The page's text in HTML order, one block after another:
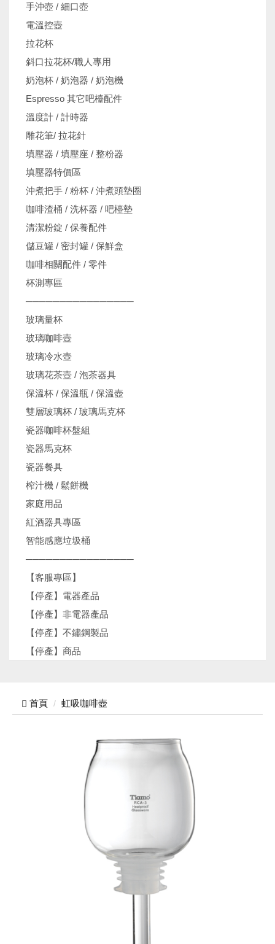
手沖壺 / 細口壺
電溫控壺
拉花杯
斜口拉花杯/職人專用
奶泡杯 / 奶泡器 / 奶泡機
Espresso 其它吧檯配件
溫度計 / 計時器
雕花筆/ 拉花針
填壓器 / 填壓座 / 整粉器
填壓器特價區
沖煮把手 / 粉杯 / 沖煮頭墊圈
咖啡渣桶 / 洗杯器 / 吧檯墊
清潔粉錠 / 保養配件
儲豆罐 / 密封罐 / 保鮮盒
咖啡相關配件 / 零件
杯測專區
────────────────
玻璃量杯
玻璃咖啡壺
玻璃冷水壺
玻璃花茶壺 / 泡茶器具
保溫杯 / 保溫瓶 / 保溫壺
雙層玻璃杯 / 玻璃馬克杯
瓷器咖啡杯盤組
瓷器馬克杯
瓷器餐具
榨汁機 / 鬆餅機
家庭用品
紅酒器具專區
智能感應垃圾桶
────────────────
【客服專區】
【停產】電器產品
【停產】非電器產品
【停產】不鏽鋼製品
【停產】商品
首頁 虹吸咖啡壺